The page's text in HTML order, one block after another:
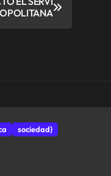
sociedad}